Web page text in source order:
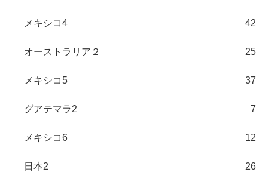
メキシコ4 42
オーストラリア２ 25
メキシコ5 37
グアテマラ2 7
メキシコ6 12
日本2 26